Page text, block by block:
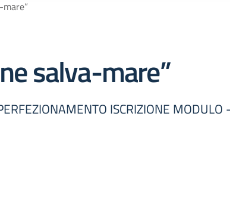
salva-mare”
ISCRIZIONE MODULO -